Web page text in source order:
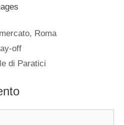
, Roma
off
di Paratici